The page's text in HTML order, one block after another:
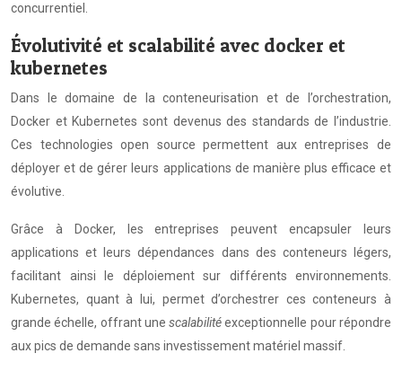
concurrentiel.
Évolutivité et scalabilité avec docker et
kubernetes
Dans le domaine de la conteneurisation et de l’orchestration,
Docker et Kubernetes sont devenus des standards de l’industrie.
Ces technologies open source permettent aux entreprises de
déployer et de gérer leurs applications de manière plus efficace et
évolutive.
Grâce à Docker, les entreprises peuvent encapsuler leurs
applications et leurs dépendances dans des conteneurs légers,
facilitant ainsi le déploiement sur différents environnements.
Kubernetes, quant à lui, permet d’orchestrer ces conteneurs à
grande échelle, offrant unescalabilitéexceptionnelle pour répondre
aux pics de demande sans investissement matériel massif.